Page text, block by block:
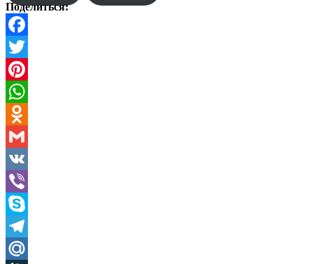
Поделиться:
Facebook
Twitter
Pinterest
WhatsApp
Odnoklassniki
Gmail
VK
Viber
Skype
Telegram